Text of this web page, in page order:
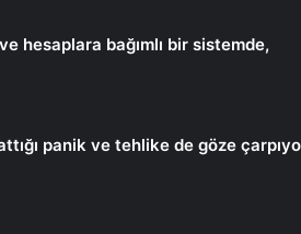
hesaplara bağımlı bir sistemde,
panik ve tehlike de göze